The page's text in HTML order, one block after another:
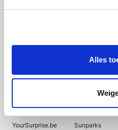
Alles
Shein Bergfreunde
YourSurprise.be Sunparks